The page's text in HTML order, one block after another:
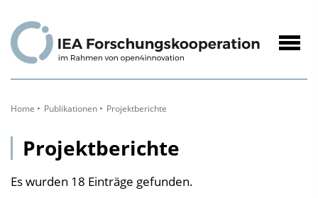
Inhalt
Home Publikationen Projektberichte
Projektberichte
Es wurden 18 Einträge gefunden.